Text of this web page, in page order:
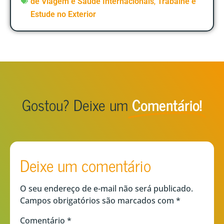
Estude no Exterior
Gostou? Deixe um Comentário!
Deixe um comentário
O seu endereço de e-mail não será publicado.
Campos obrigatórios são marcados com *
Comentário *